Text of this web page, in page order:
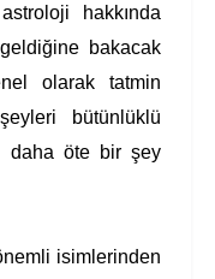
hakkında
bakacak
olarak tatmin
bütünlüklü
daha öte bir şey
isimlerinden